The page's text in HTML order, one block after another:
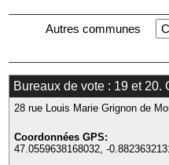
Autres communes
Bureaux de vote : 19 et
28 rue Louis Marie Grignon de
Coordonnées GPS:
47.0559638168032, -